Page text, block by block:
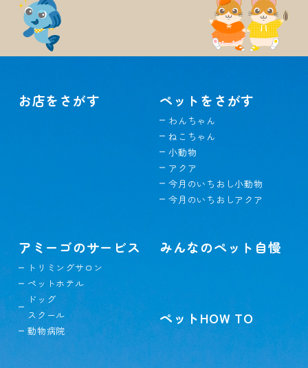
お店をさがす ペットをさがす
わんちゃん
ねこちゃん
小動物
アクア
今月のいちおし小動物
今月のいちおしアクア
アミーゴのサービス
トリミングサロン
ペットホテル
ドッグ
スクール
動物病院
みんなのペット自慢
ペットHOW TO